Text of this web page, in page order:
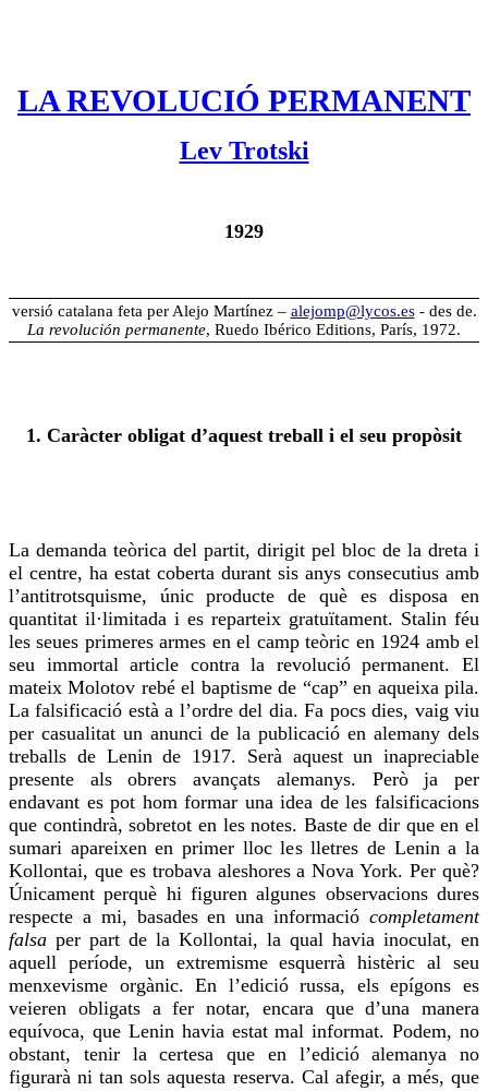
LA REVOLUCIÓ PERMANENT
Lev Trotski
1929
versió catalana feta per Alejo Martínez – alejomp@lycos.es - des de.
La revolución permanente, Ruedo Ibérico Editions, París, 1972.
1. Caràcter obligat d’aquest treball i el seu propòsit
La demanda teòrica del partit, dirigit pel bloc de la dreta i
el centre, ha estat coberta durant sis anys consecutius amb
l’antitrotsquisme, únic producte de què es disposa en
quantitat il·limitada i es reparteix gratuïtament. Stalin féu
les seues primeres armes en el camp teòric en 1924 amb el
seu immortal article contra la revolució permanent. El
mateix Molotov rebé el baptisme de “cap” en aqueixa pila.
La falsificació està a l’ordre del dia. Fa pocs dies, vaig viu
per casualitat un anunci de la publicació en alemany dels
treballs de Lenin de 1917. Serà aquest un inapreciable
presente als obrers avançats alemanys. Però ja per
endavant es pot hom formar una idea de les falsificacions
que contindrà, sobretot en les notes. Baste de dir que en el
sumari apareixen en primer lloc les lletres de Lenin a la
Kollontai, que es trobava aleshores a Nova York. Per què?
Únicament perquè hi figuren algunes observacions dures
respecte a mi, basades en una informació completament
falsa per part de la Kollontai, la qual havia inoculat, en
aquell període, un extremisme esquerrà histèric al seu
menxevisme orgànic. En l’edició russa, els epígons es
veieren obligats a fer notar, encara que d’una manera
equívoca, que Lenin havia estat mal informat. Podem, no
obstant, tenir la certesa que en l’edició alemanya no
figurarà ni tan sols aquesta reserva. Cal afegir, a més, que